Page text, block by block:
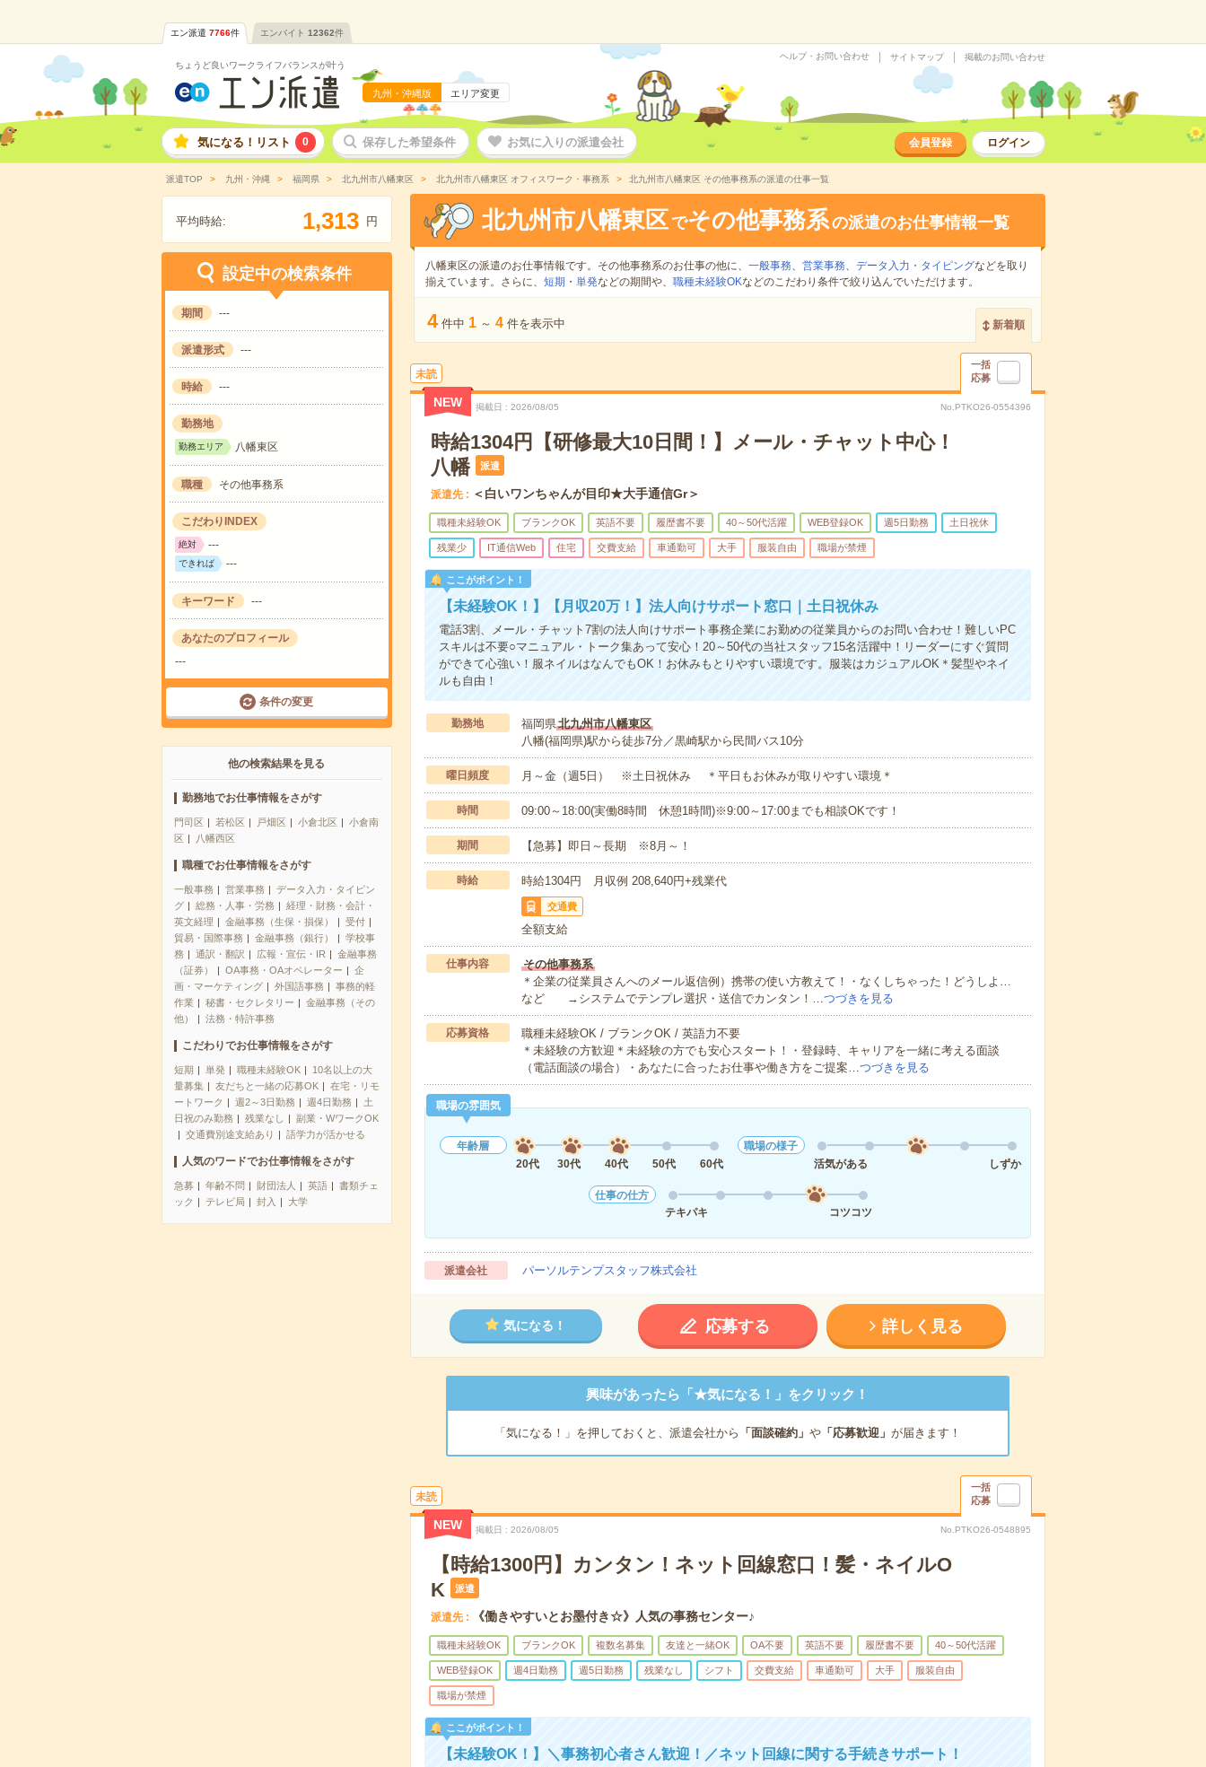
エン派遣 7766件 エンバイト 12362件
ちょうど良いワークライフバランスが叶う
九州・沖縄版 エリア変更
ヘルプ・お問い合わせ サイトマップ 掲載のお問い合わせ
気になる！リスト 0 保存した希望条件 お気に入りの派遣会社 会員登録 ログイン
派遣TOP 九州・沖縄 福岡県 北九州市八幡東区 北九州市八幡東区 オフィスワーク・事務系 北九州市八幡東区 その他事務系の派遣の仕事一覧
平均時給: 1,313 円
設定中の検索条件
期間 ---
派遣形式 ---
時給 ---
勤務地
勤務エリア 八幡東区
職種 その他事務系
こだわりINDEX
絶対 ---
できれば ---
キーワード ---
あなたのプロフィール
---
条件の変更
他の検索結果を見る
勤務地でお仕事情報をさがす
門司区 若松区 戸畑区 小倉北区
小倉南
区
八幡西区
職種でお仕事情報をさがす
一般事務 営業事務
データ入力・タイピン
グ
総務・人事・労務
経理・財務・会計・
英文経理
金融事務（生保・損保）
受付
貿易・国際事務
金融事務（銀行）
学校事
務
通訳・翻訳 広報・宣伝・IR
金融事務
（証券）
OA事務・OAオペレーター
企
画・マーケティング
外国語事務
事務的軽
作業
秘書・セクレタリー
金融事務（その
他）
法務・特許事務
こだわりでお仕事情報をさがす
短期 単発 職種未経験OK
10名以上の大
量募集
友だちと一緒の応募OK
在宅・リモ
ートワーク
週2～3日勤務 週4日勤務
土
日祝のみ勤務
残業なし
副業・WワークOK
交通費別途支給あり
語学力が活かせる
人気のワードでお仕事情報をさがす
急募 年齢不問 財団法人 英語
書類チェ
ック
テレビ局 封入 大学
北九州市八幡東区 でその他事務系の派遣のお仕事情報一覧
八幡東区の派遣のお仕事情報です。その他事務系のお仕事の他に、 一般事務、 営業事務、 データ入力・タイピングなどを取り
揃えています。さらに、 短期 ・ 単発などの期間や、 職種未経験OKなどのこだわり条件で絞り込んでいただけます。
4 件中 1 ～ 4 件を表示中 新着順
未読
一括
応募
NEW 掲載日 2026/08/05 No.PTKO26-0554396
時給1304円【研修最大10日間！】メール・チャット中心！
八幡
派遣
派遣先 ＜白いワンちゃんが目印★大手通信Gr＞
職種未経験OK ブランクOK 英語不要 履歴書不要 40～50代活躍 WEB登録OK 週5日勤務 土日祝休
残業少 IT通信Web 住宅 交費支給 車通勤可 大手 服装自由 職場が禁煙
ここがポイント！
【未経験OK！】【月収20万！】法人向けサポート窓口｜土日祝休み
電話3割、メール・チャット7割の法人向けサポート事務企業にお勤めの従業員からのお問い合わせ！難しいPC
スキルは不要○マニュアル・トーク集あって安心！20～50代の当社スタッフ15名活躍中！リーダーにすぐ質問
ができて心強い！服ネイルはなんでもOK！お休みもとりやすい環境です。服装はカジュアルOK＊髪型やネイ
ルも自由！
勤務地 福岡県北九州市八幡東区
八幡(福岡県)駅から徒歩7分／黒崎駅から民間バス10分
曜日頻度 月～金（週5日） ※土日祝休み ＊平日もお休みが取りやすい環境＊
時間 09:00～18:00(実働8時間 休憩1時間)※9:00～17:00までも相談OKです！
期間 【急募】即日～長期 ※8月～！
時給 時給1304円 月収例 208,640円+残業代
交通費
全額支給
仕事内容
その他事務系
＊企業の従業員さんへのメール返信例）携帯の使い方教えて！・なくしちゃった！どうしよ…
など →システムでテンプレ選択・送信でカンタン！…つづきを見る
応募資格
職種未経験OK / ブランクOK / 英語力不要
＊未経験の方歓迎＊未経験の方でも安心スタート！・登録時、キャリアを一緒に考える面談
（電話面談の場合）・あなたに合ったお仕事や働き方をご提案…つづきを見る
職場の雰囲気
年齢層
20代
30代 40代 50代 60代
職場の様子
活気がある
しずか
仕事の仕方
テキパキ
コツコツ
派遣会社 パーソルテンプスタッフ株式会社
気になる！ 応募する 詳しく見る
興味があったら「★気になる！」をクリック！
「気になる！」を押しておくと、派遣会社から 「面談確約」 や「応募歓迎」 が届きます！
未読
一括
応募
NEW 掲載日 2026/08/05 No.PTKO26-0548895
【時給1300円】カンタン！ネット回線窓口！髪・ネイルO
K
派遣
派遣先 《働きやすいとお墨付き☆》人気の事務センター♪
職種未経験OK ブランクOK 複数名募集 友達と一緒OK OA不要 英語不要 履歴書不要 40～50代活躍
WEB登録OK 週4日勤務 週5日勤務 残業なし シフト 交費支給 車通勤可 大手 服装自由
職場が禁煙
ここがポイント！
【未経験OK！】＼事務初心者さん歓迎！／ネット回線に関する手続きサポート！